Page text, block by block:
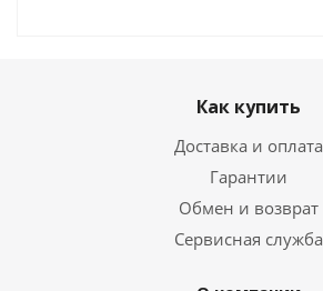
Как купить
Доставка и оплата
Гарантии
Обмен и возврат
Сервисная служба